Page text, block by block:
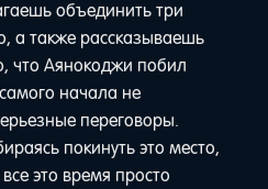
объединить три
а также рассказываешь
что Аянокоджи побил
начала не
переговоры.
покинуть это место,
это время просто